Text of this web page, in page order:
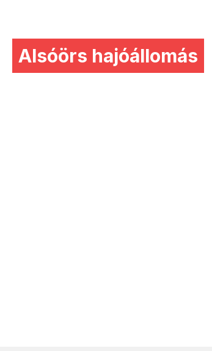
Alsóörs hajóállomás